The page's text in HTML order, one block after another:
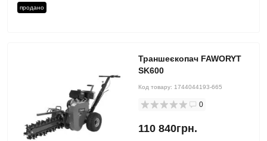
продано
Траншеєкопач FAWORYT
SK600
Код товару: 1744044193-665
0
110 840грн.